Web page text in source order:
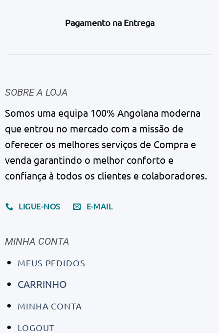
Pagamento na Entrega
SOBRE A LOJA
Somos uma equipa 100% Angolana moderna
que entrou no mercado com a missão de
oferecer os melhores serviços de Compra e
venda garantindo o melhor conforto e
confiança à todos os clientes e colaboradores.
LIGUE-NOS E-MAIL
MINHA CONTA
MEUS PEDIDOS
CARRINHO
MINHA CONTA
LOGOUT